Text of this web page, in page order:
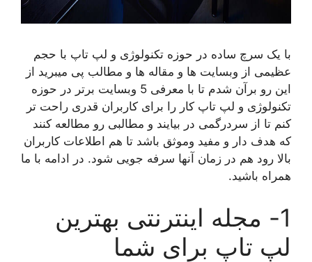
با یک سرچ ساده در حوزه تکنولوژی و لپ تاپ با حجم
عظیمی از وبسایت ها و مقاله ها و مطالب پی میبرید از
این رو برآن شدم تا با معرفی 5 وبسایت برتر در حوزه
تکنولوژی و لپ تاپ کار را برای کاربران قدری راحت تر
کنم تا از سردرگمی در بیایند و مطالبی رو مطالعه کنند
که هدف دار و مفید وموثق باشد تا هم اطلاعات کاربران
بالا رود هم در زمان آنها سرفه جویی شود. در ادامه با ما
همراه باشید.
1- مجله اینترنتی بهترین
لپ تاپ برای شما